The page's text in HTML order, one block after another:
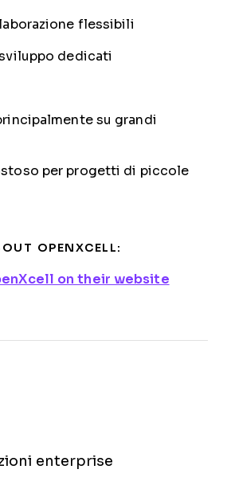
flessibili
dedicati
su grandi
per progetti di piccole
OPENXCELL:
on their website
enterprise